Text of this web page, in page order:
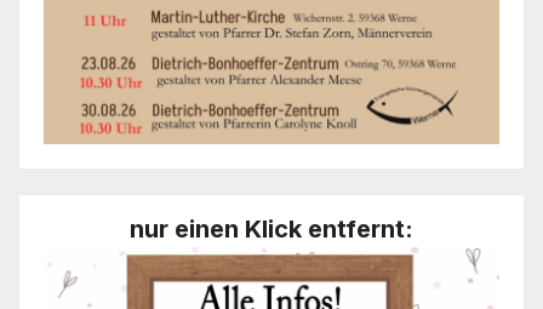
nur einen Klick entfernt: